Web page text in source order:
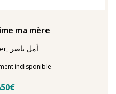
ma mère
Amal Nasser, أمل ناصر
indisponible
15٫50€